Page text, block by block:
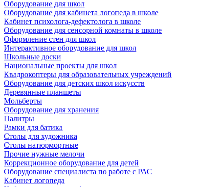
Оборудование для школ
Оборудование для кабинета логопеда в школе
Кабинет психолога-дефектолога в школе
Оборудование для сенсорной комнаты в школе
Оформление стен для школ
Интерактивное оборудование для школ
Школьные доски
Национальные проекты для школ
Квадрокоптеры для образовательных учреждений
Оборудование для детских школ искусств
Деревянные планшеты
Мольберты
Оборудование для хранения
Палитры
Рамки для батика
Столы для художника
Столы натюрмортные
Прочие нужные мелочи
Коррекционное оборудование для детей
Оборудование специалиста по работе с РАС
Кабинет логопеда